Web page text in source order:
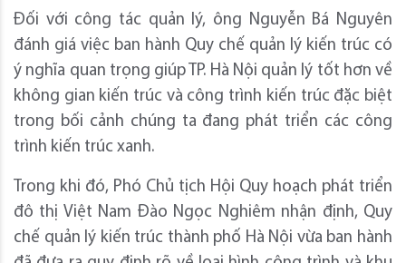
Đối với công tác quản lý, ông Nguyễn Bá Nguyên
đánh giá việc ban hành Quy chế quản lý kiến trúc có
ý nghĩa quan trọng giúp TP. Hà Nội quản lý tốt hơn về
không gian kiến trúc và công trình kiến trúc đặc biệt
trong bối cảnh chúng ta đang phát triển các công
trình kiến trúc xanh.
Trong khi đó, Phó Chủ tịch Hội Quy hoạch phát triển
đô thị Việt Nam Đào Ngọc Nghiêm nhận định, Quy
chế quản lý kiến trúc thành phố Hà Nội vừa ban hành